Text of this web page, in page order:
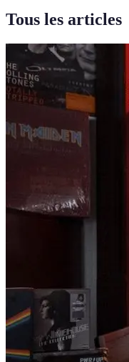
Tous les articles